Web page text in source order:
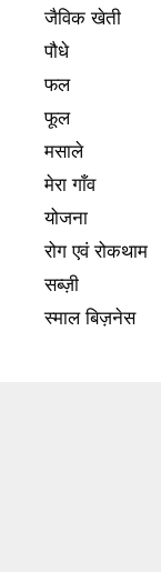
जैविक खेती
पौधे
फल
फूल
मसाले
मेरा गाँव
योजना
रोग एवं रोकथाम
सब्ज़ी
स्माल बिज़नेस